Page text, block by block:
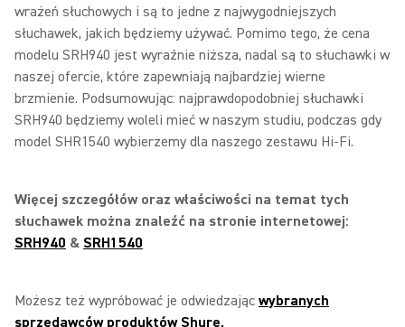
wrażeń słuchowych i są to jedne z najwygodniejszych
słuchawek, jakich będziemy używać. Pomimo tego, że cena
modelu SRH940 jest wyraźnie niższa, nadal są to słuchawki w
naszej ofercie, które zapewniają najbardziej wierne
brzmienie. Podsumowując: najprawdopodobniej słuchawki
SRH940 będziemy woleli mieć w naszym studiu, podczas gdy
model SHR1540 wybierzemy dla naszego zestawu Hi-Fi.
Więcej szczegółów oraz właściwości na temat tych
słuchawek można znaleźć na stronie internetowej:
SRH940 & SRH1540
Możesz też wypróbować je odwiedzając wybranych
sprzedawców produktów Shure.